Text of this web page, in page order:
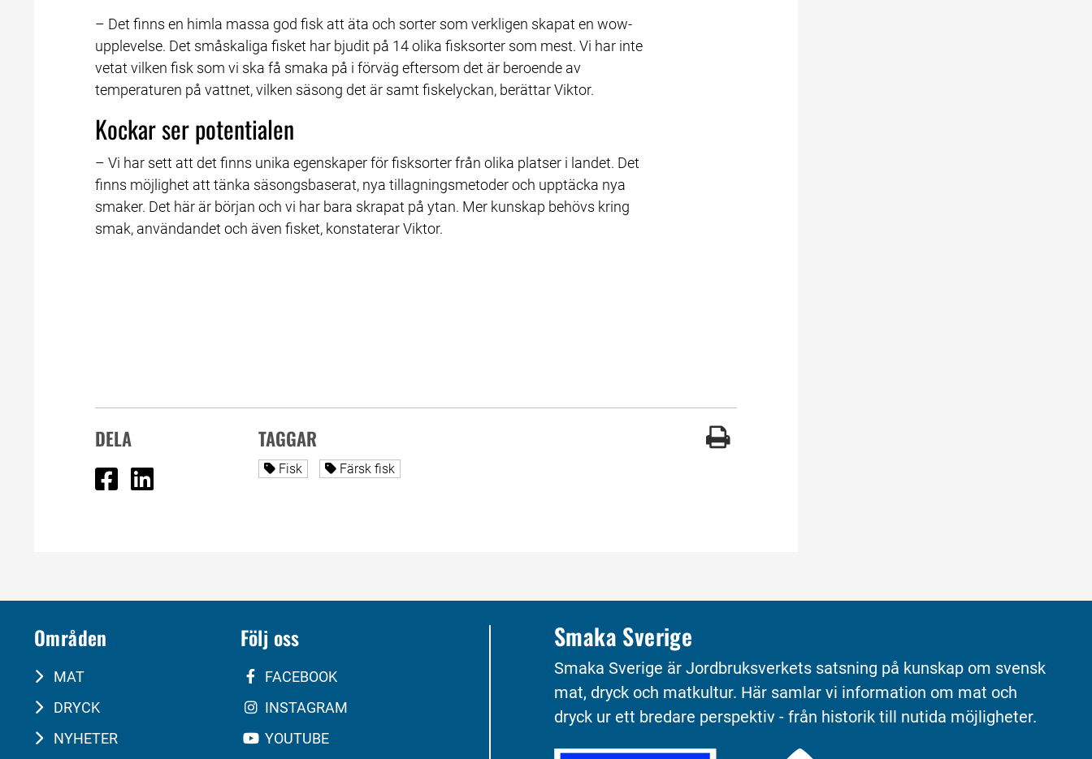
– Det finns en himla massa god fisk att äta och sorter som verkligen skapat en wow-
upplevelse. Det småskaliga fisket har bjudit på 14 olika fisksorter som mest. Vi har inte
vetat vilken fisk som vi ska få smaka på i förväg eftersom det är beroende av
temperaturen på vattnet, vilken säsong det är samt fiskelyckan, berättar Viktor.
Kockar ser potentialen
– Vi har sett att det finns unika egenskaper för fisksorter från olika platser i landet. Det
finns möjlighet att tänka säsongsbaserat, nya tillagningsmetoder och upptäcka nya
smaker. Det här är början och vi har bara skrapat på ytan. Mer kunskap behövs kring
smak, användandet och även fisket, konstaterar Viktor.
DELA
Dela på Facebook
Dela på Linked In
TAGGAR
Alla sidor taggade med
Fisk Alla sidor taggade med
Färsk fisk
Områden
MAT
DRYCK
NYHETER
Följ oss
FACEBOOK
INSTAGRAM
YOUTUBE
Smaka Sverige
Smaka Sverige är Jordbruksverkets satsning på kunskap om svensk
mat, dryck och matkultur. Här samlar vi information om mat och
dryck ur ett bredare perspektiv - från historik till nutida möjligheter.